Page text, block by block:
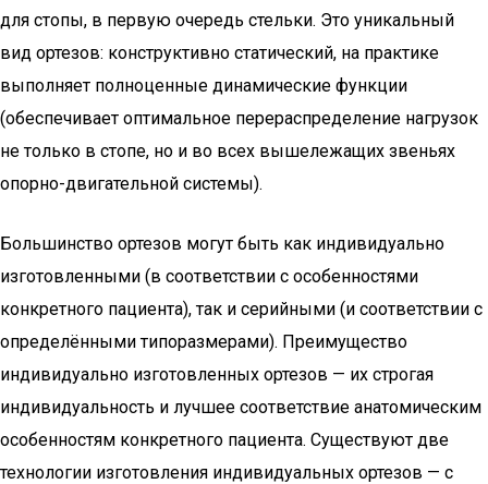
для стопы, в первую очередь стельки. Это уникальный
вид ортезов: конструктивно статический, на практике
выполняет полноценные динамические функции
(обеспечивает оптимальное перераспределение нагрузок
не только в стопе, но и во всех вышележащих звеньях
опорно-двигательной системы).
Большинство ортезов могут быть как индивидуально
изготовленными (в соответствии с особенностями
конкретного пациента), так и серийными (и соответствии с
определёнными типоразмерами). Преимущество
индивидуально изготовленных ортезов — их строгая
индивидуальность и лучшее соответствие анатомическим
особенностям конкретного пациента. Существуют две
технологии изготовления индивидуальных ортезов — с